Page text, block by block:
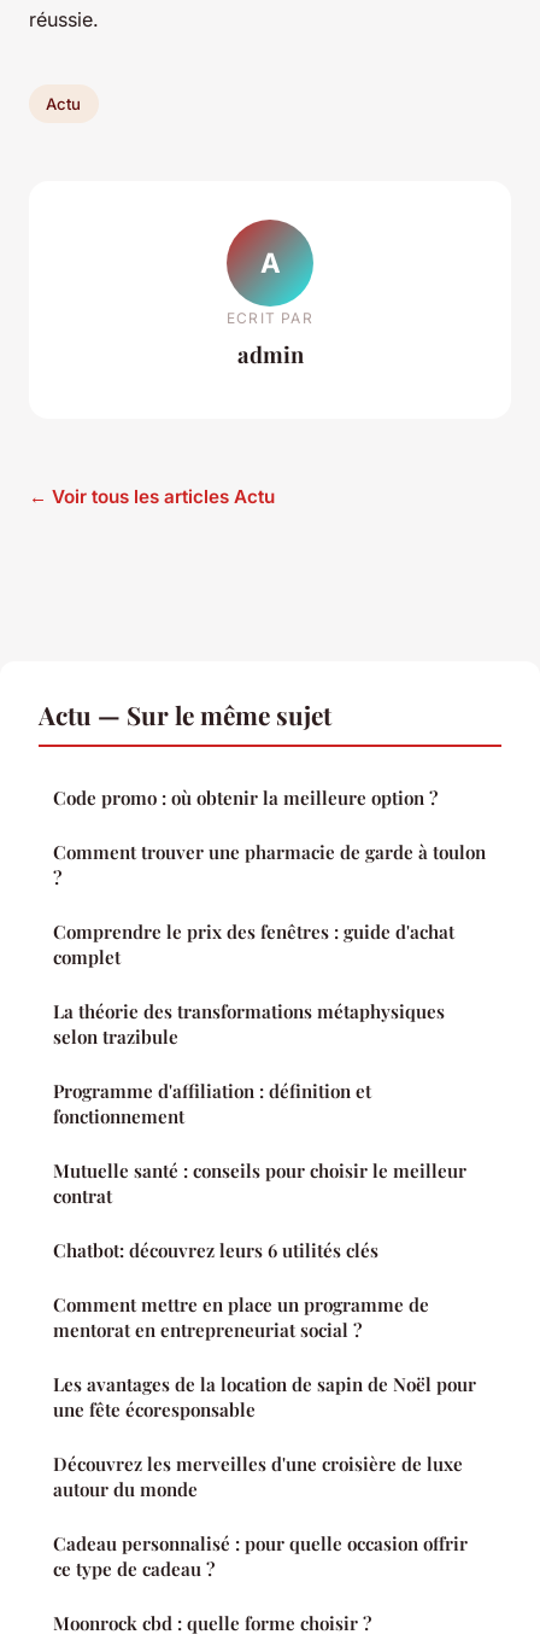
réussie.
Actu
A
ECRIT PAR
admin
← Voir tous les articles Actu
Actu — Sur le même sujet
Code promo : où obtenir la meilleure option ?
Comment trouver une pharmacie de garde à toulon
?
Comprendre le prix des fenêtres : guide d'achat
complet
La théorie des transformations métaphysiques
selon trazibule
Programme d'affiliation : définition et
fonctionnement
Mutuelle santé : conseils pour choisir le meilleur
contrat
Chatbot: découvrez leurs 6 utilités clés
Comment mettre en place un programme de
mentorat en entrepreneuriat social ?
Les avantages de la location de sapin de Noël pour
une fête écoresponsable
Découvrez les merveilles d'une croisière de luxe
autour du monde
Cadeau personnalisé : pour quelle occasion offrir
ce type de cadeau ?
Moonrock cbd : quelle forme choisir ?